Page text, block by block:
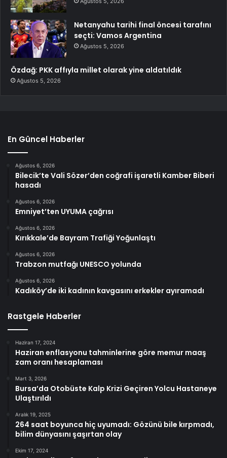
Netanyahu tarihi final öncesi tarafını
seçti: Vamos Argentina
Ağustos 5, 2026
Özdağ: PKK affıyla millet olarak yine aldatıldık
Ağustos 5, 2026
En Güncel Haberler
Ağustos 6, 2026
Bilecik’te Vali Sözer’den coğrafi işaretli Kamber Biberi
hasadı
Ağustos 6, 2026
Emniyet’ten UYUMA çağrısı
Ağustos 6, 2026
Kırıkkale’de Bayram Trafiği Yoğunlaştı
Ağustos 6, 2026
Trabzon mutfağı UNESCO yolunda
Ağustos 6, 2026
Kadıköy’de iki kadının kavgasını erkekler ayıramadı
Rastgele Haberler
Haziran 17, 2024
Haziran enflasyonu tahminlerine göre memur maaş
zam oranı hesaplaması
Mart 3, 2026
Bursa’da Otobüste Kalp Krizi Geçiren Yolcu Hastaneye
Ulaştırıldı
Aralık 19, 2025
264 saat boyunca hiç uyumadı: Gözünü bile kırpmadı,
bilim dünyasını şaşırtan olay
Ekim 17, 2024